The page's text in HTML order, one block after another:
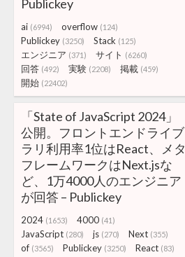
Publickey
ai (6994) overflow (124)
Publickey (3250) Stack (125)
エンジニア (371) サイト (6260)
回答 (492) 実験 (2208) 掲載 (459)
開始 (22402)
「State of JavaScript 2024」
公開。フロントエンドライブ
ラリ利用率1位はReact、メタ
フレームワークはNext.jsな
ど、1万4000人のエンジニア
が回答 – Publickey
2024 (1653) 4000 (41)
JavaScript (280) js (270) Next (355)
of (3565) Publickey (3250) React (83)